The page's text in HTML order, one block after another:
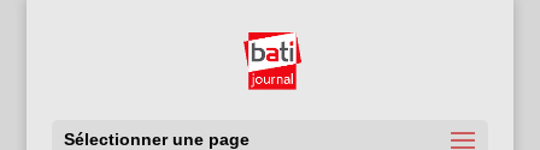
Sélectionner une page